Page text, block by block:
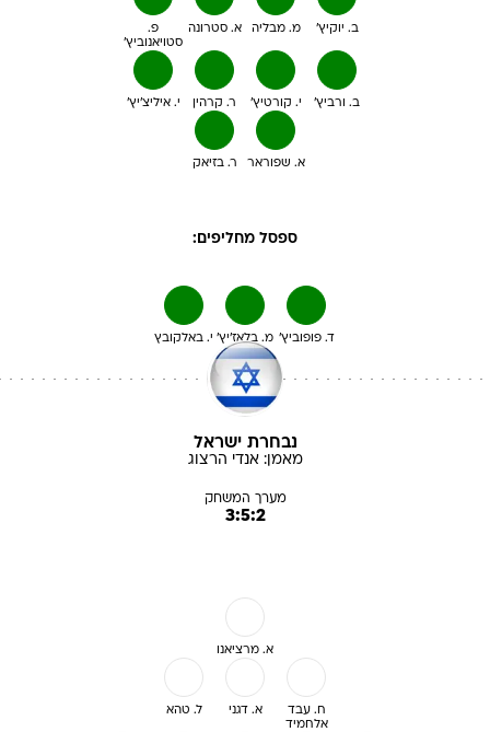
פ.
סטויאנוביץ'
א. סטרונה מ. מבליה ב. יוקיץ'
י. איליצ'יץ' ר. קרהין י. קורטיץ' ב. ורביץ'
ר. בזיאק א. שפוראר
ספסל מחליפים:
י. באלקובץ מ. בלאז'יץ' ד. פופוביץ'
נבחרת ישראל
מאמן:אנדי הרצוג
מערך המשחק
3:5:2
א. מרציאנו
ל. טהא א. דגני
ח. עבד
אלחמיד